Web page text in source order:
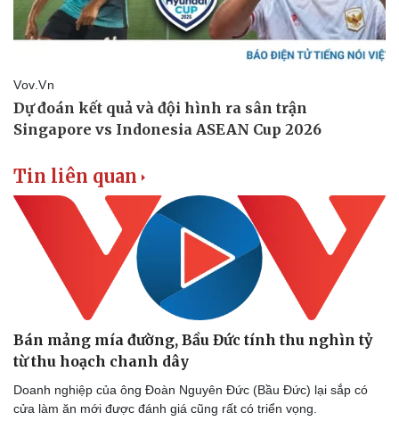
Tin liên quan
Bán mảng mía đường, Bầu Đức tính thu nghìn tỷ
từ thu hoạch chanh dây
Doanh nghiệp của ông Đoàn Nguyên Đức (Bầu Đức) lại sắp có
cửa làm ăn mới được đánh giá cũng rất có triển vọng.